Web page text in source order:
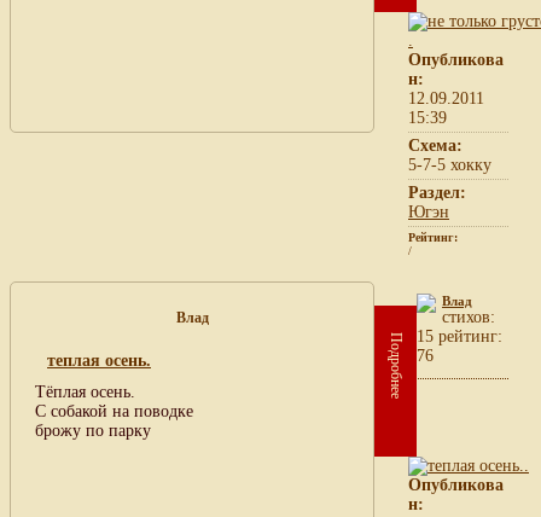
Опубликова
н:
12.09.2011
15:39
Схема:
5-7-5 хокку
Раздел:
Югэн
Рейтинг:
/
Влад
теплая осень.
Тёплая осень.
С собакой на поводке
брожу по парку
Подробнее
Влад
cтихов:
15 рейтинг:
76
Опубликова
н: